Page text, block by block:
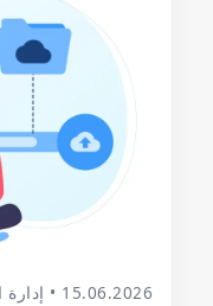
15.06.2026 • إدارة النسخ الاحتياطي